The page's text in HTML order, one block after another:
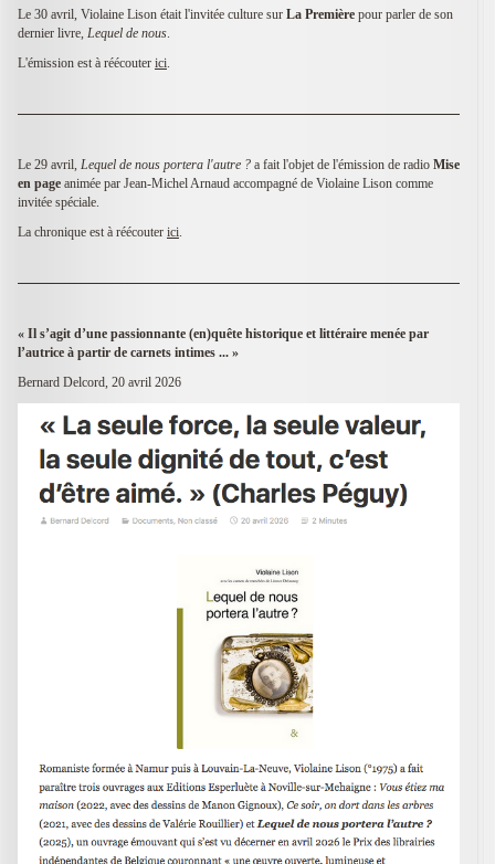
Le 30 avril, Violaine Lison était l'invitée culture sur La Première pour parler de son
dernier livre, Lequel de nous
L'émission est à réécouter ici
Le 29 avril, Lequel de nous portera l'autre ? a fait l'objet de l'émission de radio Mise
en page animée par Jean-Michel Arnaud accompagné de Violaine Lison comme
invitée spéciale.
La chronique est à réécouter ici
« Il s’agit d’une passionnante (en)quête historique et littéraire menée par
l’autrice à partir de carnets intimes ... »
Bernard Delcord, 20 avril 2026